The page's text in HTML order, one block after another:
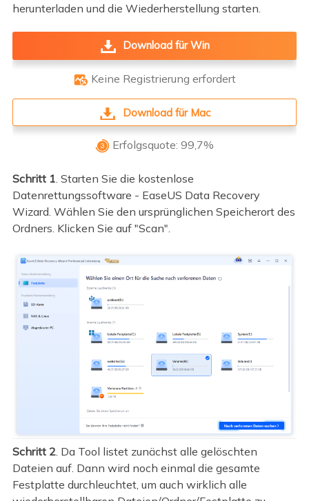
herunterladen und die Wiederherstellung starten.
Download für Win
 Keine Registrierung erfordert
Download für Mac
 Erfolgsquote: 99,7%
Schritt 1 . Starten Sie die kostenlose
Datenrettungssoftware - EaseUS Data Recovery
Wizard. Wählen Sie den ursprünglichen Speicherort des
Ordners. Klicken Sie auf "Scan".
Schritt 2. Da Tool listet zunächst alle gelöschten
Dateien auf. Dann wird noch einmal die gesamte
Festplatte durchleuchtet, um auch wirklich alle